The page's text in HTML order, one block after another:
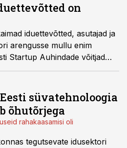
on
iduettevõtted, asutajad ja
arengusse mullu enim
Startup Auhindade võitjad
hulgast, keda esitasid
süvatehnoloogia
õhutõrjega
rahakaasamisi oli
tegutsevate idusektori